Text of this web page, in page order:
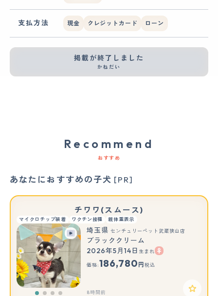
支払方法 現金 クレジットカード ローン
掲載が終了しました
かねだい
Recommend
おすすめ
あなたにおすすめの子犬 [PR]
チワワ(スムース)
マイクロチップ装着 ワクチン接種 親体重表示
埼玉県 センチュリーペット武蔵狭山店
ブラッククリーム
2026年5月14日 生まれ
価格:186,780 円 税込
8時間前